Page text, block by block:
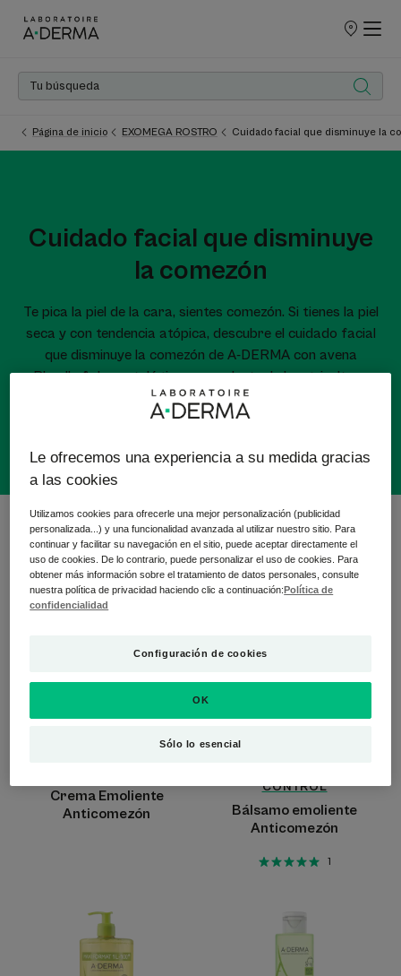
PUNTOS
Página de inicio EXOMEGA ROSTRO Cuidado facial que disminuye la
Cuidado facial que disminuye
la comezón
Te pica la piel de la cara, sientes comezón. Si tienes la piel
seca y con tendencia atópica, descubre el cuidado facial
que disminuye la comezón de A-DERMA con avena
Rhealba® dermatológica, procedente de la agricultura
orgánica.
8 resultados "Cuidado facial que disminuye la
comezón"
Crema
Emoliente
Crema Emoliente
Anticomezón
Bálsamo
CONTROL
Bálsamo emoliente
Anticomezón
1
Aceite
de
ducha
emoliente
bebé
emoliente
Le ofrecemos una experiencia a su medida gracias
a las cookies
Utilizamos cookies para ofrecerle una mejor personalización (publicidad
personalizada...) y una funcionalidad avanzada al utilizar nuestro sitio. Para
continuar y facilitar su navegación en el sitio, puede aceptar directamente el
uso de cookies. De lo contrario, puede personalizar el uso de cookies. Para
obtener más información sobre el tratamiento de datos personales, consulte
nuestra política de privacidad haciendo clic a continuación: Política de
confidencialidad
Configuración de cookies
Sólo lo esencial
OK